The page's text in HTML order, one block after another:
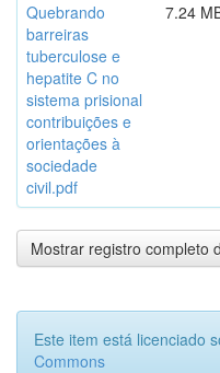
Quebrando
barreiras
tuberculose e
hepatite C no
sistema prisional
contribuições e
orientações à
sociedade
civil.pdf
7.24
Mostrar registro completo
Este item está licenciado
Commons